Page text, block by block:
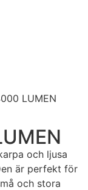
LUMEN
och ljusa
är perfekt för
och stora